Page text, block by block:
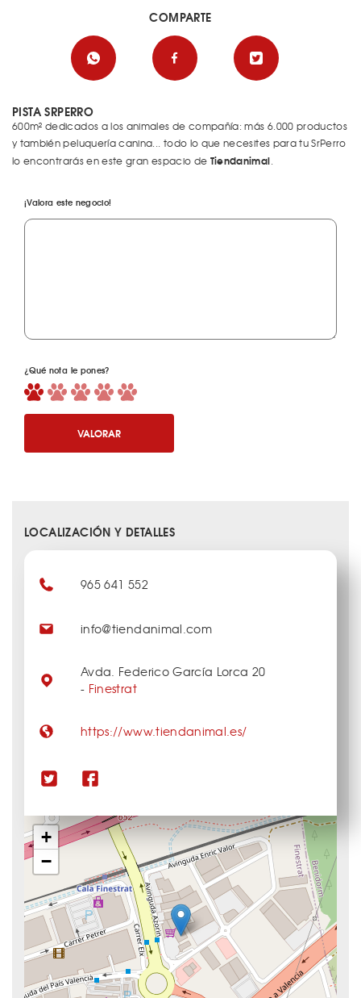
PISTA SRPERRO
600m² dedicados a los animales de compañía: más 6.000 productos
y también peluquería canina... todo lo que necesites para tu SrPerro
lo encontrarás en este gran espacio de Tiendanimal.
¡Valora este negocio!
¿Qué nota le pones?
VALORAR
COMPARTE
LOCALIZACIÓN Y DETALLES
+
−
965 641 552
info@tiendanimal.com
Avda. Federico García Lorca 20
- Finestrat
https://www.tiendanimal.es/